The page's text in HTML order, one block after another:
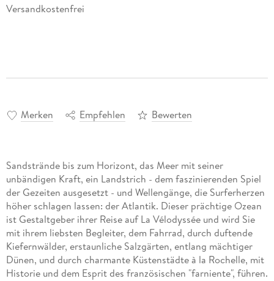
Versandkostenfrei
Merken Empfehlen Bewerten
Sandstrände bis zum Horizont, das Meer mit seiner
unbändigen Kraft, ein Landstrich - dem faszinierenden Spiel
der Gezeiten ausgesetzt - und Wellengänge, die Surferherzen
höher schlagen lassen: der Atlantik. Dieser prächtige Ozean
ist Gestaltgeber ihrer Reise auf La Vélodyssée und wird Sie
mit ihrem liebsten Begleiter, dem Fahrrad, durch duftende
Kiefernwälder, erstaunliche Salzgärten, entlang mächtiger
Dünen, und durch charmante Küstenstädte à la Rochelle, mit
Historie und dem Esprit des französischen "farniente", führen.